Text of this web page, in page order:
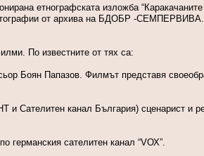
етнографската изложба
от архива на БДОБР -
По известните от тях са:
Боян Папазов. Филмът представя
и Сателитен канал България) сценарист
германския сателитен канал “VОХ”.